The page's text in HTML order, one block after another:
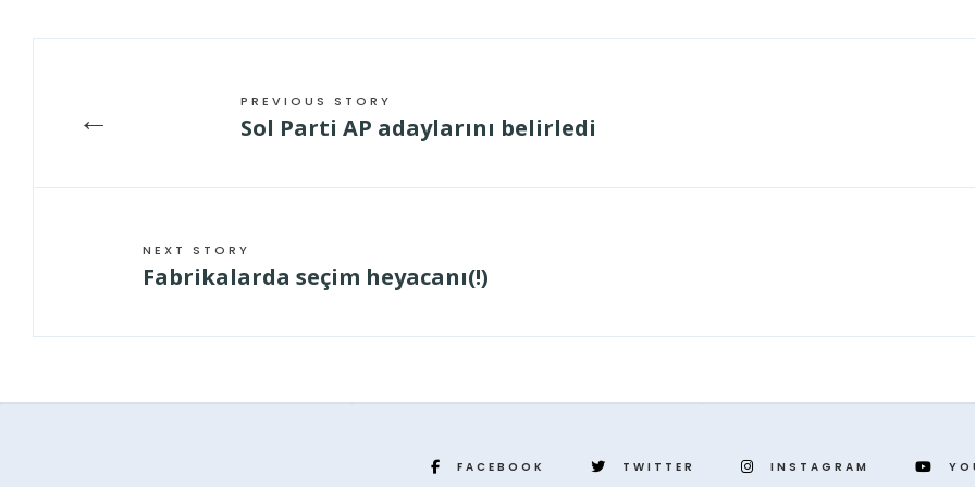
← PREVIOUS STORY
Sol Parti AP adaylarını belirledi
NEXT STORY
Fabrikalarda seçim heyacanı(!)
FACEBOOK TWITTER INSTAGRAM